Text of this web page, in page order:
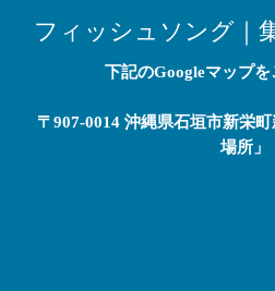
フィッシュソング｜
下記のGoogleマップを
〒907-0014 沖縄県石垣市新栄
場所」